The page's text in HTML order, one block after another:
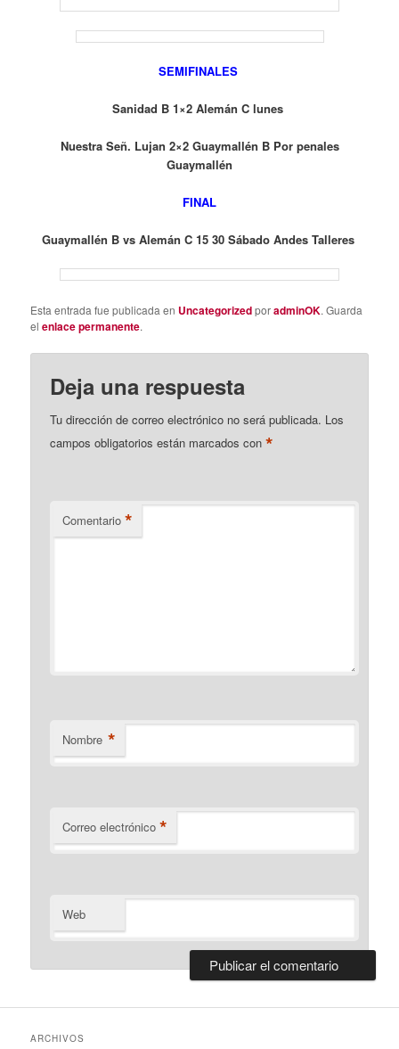
SEMIFINALES
Sanidad B 1×2 Alemán C lunes
Nuestra Señ. Lujan 2×2 Guaymallén B Por penales
Guaymallén
FINAL
Guaymallén B vs Alemán C 15 30 Sábado Andes Talleres
Esta entrada fue publicada en UncategorizedporadminOK. Guarda
elenlace permanente.
Deja una respuesta
Tu dirección de correo electrónico no será publicada. Los
campos obligatorios están marcados con*
Comentario *
Nombre *
Correo electrónico *
Web
ARCHIVOS